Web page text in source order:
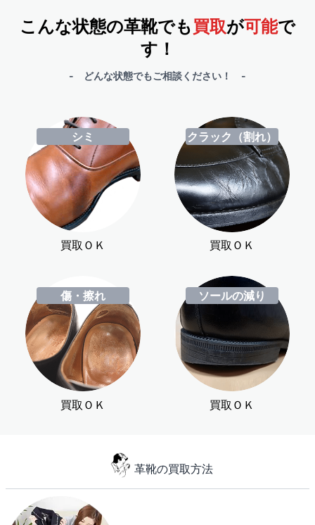
こんな状態の革靴でも買取が可能で
す！
- どんな状態でもご相談ください！ -
シミ
買取ＯＫ
クラック（割れ）
買取ＯＫ
傷・擦れ
買取ＯＫ
ソールの減り
買取ＯＫ
革靴の買取方法